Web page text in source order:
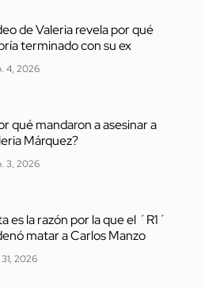
de Valeria revela por qué
terminado con su ex
4, 2026
qué mandaron a asesinar a
Márquez?
3, 2026
es la razón por la que el ´R1´
matar a Carlos Manzo
2026